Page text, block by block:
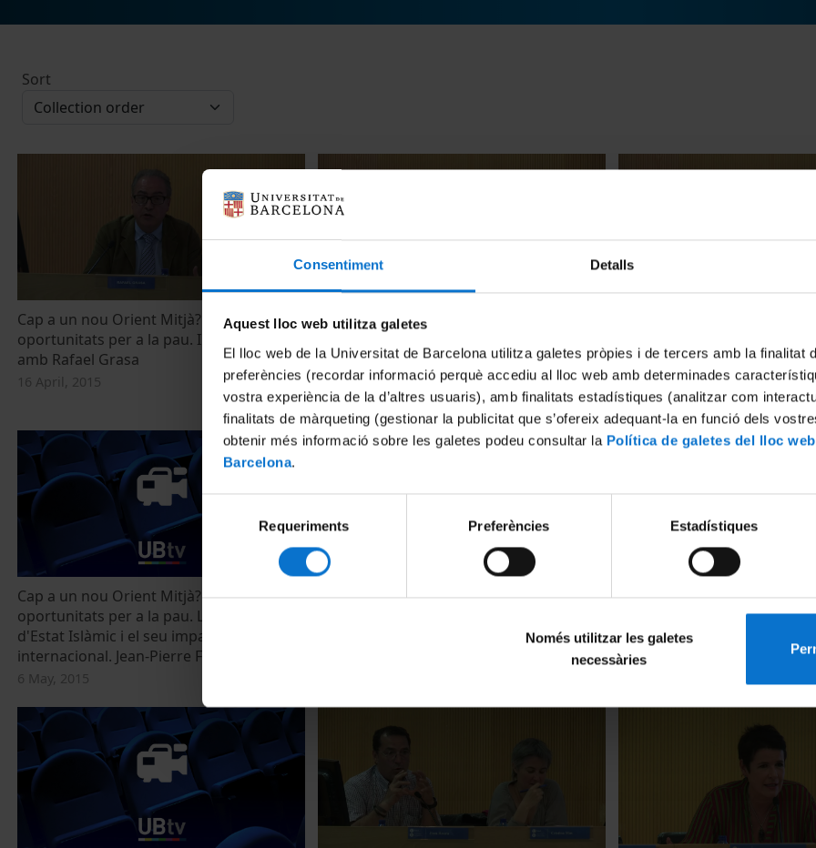
Consentiment Detalls
Aquest lloc web utilitza galetes
El lloc web de la Universitat de Barcelona utilitza galetes pròpies i de tercers amb la finalitat
preferències (recordar informació perquè accediu al lloc web amb determinades
vostra experiència de la d’altres usuaris), amb finalitats estadístiques (analitzar com
finalitats de màrqueting (gestionar la publicitat que s’ofereix adequant-la en funció dels
obtenir més informació sobre les galetes podeu consultar la Política de galetes del lloc
Barcelona.
consentiment
Requeriments Preferències Estadístiques
Només utilitzar les galetes
necessàries
Sort
Cap a un nou Orient Mitjà? Reptes i
oportunitats per a la pau. Introducció
amb Rafael Grasa
16 April, 2015
Cap a un nou Orient Mitjà? Reptes i
Inaugural: Georges Corm (Versió
Original)
6 May, 2015
Inaugural: Georges Corm
4 May, 2015
Cap a un nou Orient Mitjà? Reptes i
oportunitats per a la pau. L'aparició
d'Estat Islàmic i el seu impacte regional i
internacional. Jean-Pierre Filiu
6 May, 2015
Cap a un nou Orient mitjà? Reptes i
conflicte sirià: factors i actors en joc.
Cap a un nou Orient mitjà?
oportunitats per a la pau.
l'Iraq: dinàmiques internes i
canvis regionals. Gema